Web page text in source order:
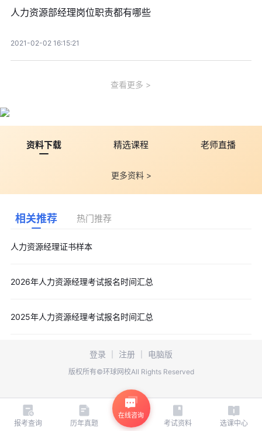
人力资源部经理岗位职责都有哪些
2021-02-02 16:15:21
查看更多
资料下载 精选课程 老师直播
更多资料 >
相关推荐 热门推荐
人力资源经理证书样本
2026年人力资源经理考试报名时间汇总
2025年人力资源经理考试报名时间汇总
登录 注册 电脑版
版权所有©环球网校All Rights Reserved
报考查询 历年真题
在线咨询
考试资料 选课中心